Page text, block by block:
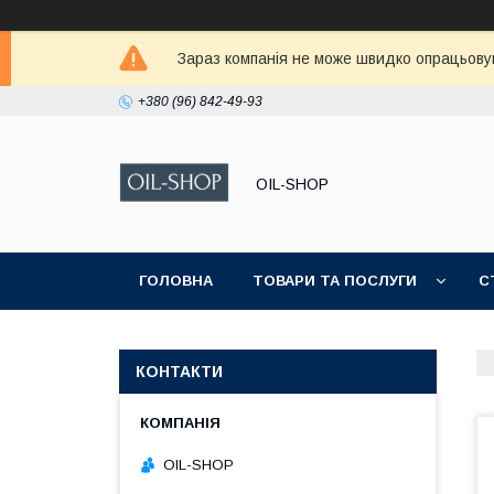
Зараз компанія не може швидко
+380 (96) 842-49-93
OIL-SHOP
ГОЛОВНА ТОВАРИ ТА ПОСЛУГИ
КОНТАКТИ
OIL-SHOP